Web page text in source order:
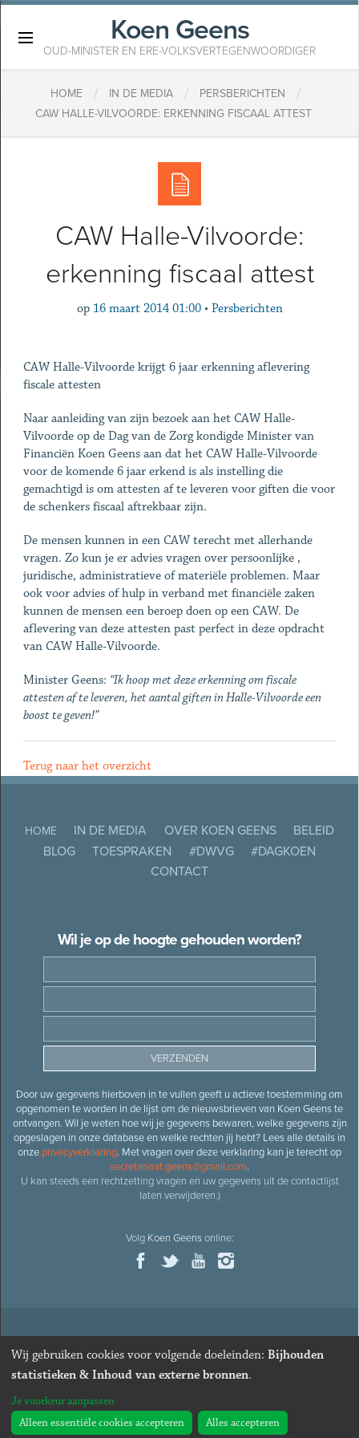
Koen Geens
OUD-MINISTER EN ERE-VOLKSVERTEGENWOORDIGER
HOME / IN DE MEDIA / PERSBERICHTEN /
CAW HALLE-VILVOORDE: ERKENNING FISCAAL ATTEST
CAW Halle-Vilvoorde:
erkenning fiscaal attest
op 16 maart 2014 01:00 • Persberichten
CAW Halle-Vilvoorde krijgt 6 jaar erkenning aflevering
fiscale attesten
Naar aanleiding van zijn bezoek aan het CAW Halle-
Vilvoorde op de Dag van de Zorg kondigde Minister van
Financiën Koen Geens aan dat het CAW Halle-Vilvoorde
voor de komende 6 jaar erkend is als instelling die
gemachtigd is om attesten af te leveren voor giften die voor
de schenkers fiscaal aftrekbaar zijn.
De mensen kunnen in een CAW terecht met allerhande
vragen. Zo kun je er advies vragen over persoonlijke ,
juridische, administratieve of materiële problemen. Maar
ook voor advies of hulp in verband met financiële zaken
kunnen de mensen een beroep doen op een CAW. De
aflevering van deze attesten past perfect in deze opdracht
van CAW Halle-Vilvoorde.
Minister Geens: “Ik hoop met deze erkenning om fiscale
attesten af te leveren, het aantal giften in Halle-Vilvoorde een
boost te geven!”
Terug naar het overzicht
HOME IN DE MEDIA OVER KOEN GEENS
BELEID
BLOG
TOESPRAKEN #DWVG
#DAGKOEN
CONTACT
Wil je op de hoogte gehouden worden?
Door uw gegevens hierboven in te vullen geeft u actieve toestemming om
opgenomen te worden in de lijst om de nieuwsbrieven van Koen Geens te
ontvangen. Wil je weten hoe wij je gegevens bewaren, welke gegevens zijn
opgeslagen in onze database en welke rechten jij hebt? Lees alle details in
onze privacyverklaring. Met vragen over deze verklaring kan je terecht op
secretariaat.geens@gmail.com.
U kan steeds een rechtzetting vragen en uw gegevens uit de contactlijst
laten verwijderen.)
Volg Koen Geensonline:
© 2026Oud-minister en ere-volksvertegenwoordiger Koen
· Alle rechten voorbehouden · Cookies wijzigen
Webdesign&website ontwikkelingdoor Zenjoy in Leuven
Wij gebruiken cookies voor volgende doeleinden: Bijhouden
statistieken & Inhoud van externe bronnen.
Je voorkeur aanpassen
Alleen essentiële cookies accepteren
Alles accepteren